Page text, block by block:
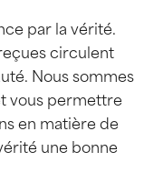
par la vérité.
circulent
Nous sommes
vous permettre
en matière de
une bonne